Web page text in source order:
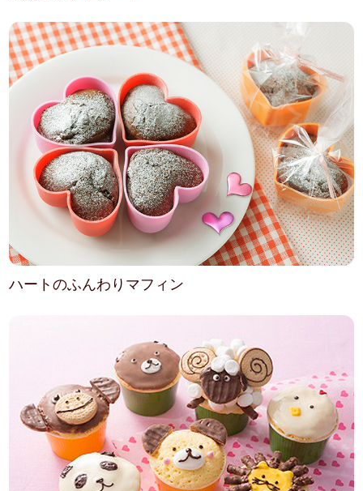
ハートのふんわりマフィン